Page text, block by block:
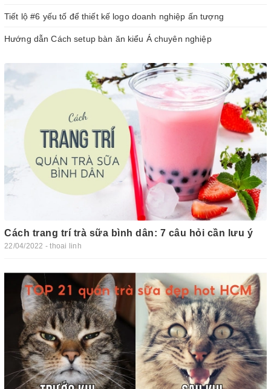
Tiết lộ #6 yếu tố để thiết kế logo doanh nghiệp ấn tượng
Hướng dẫn Cách setup bàn ăn kiểu Á chuyên nghiệp
Cách trang trí trà sữa bình dân: 7 câu hỏi cần lưu ý
22/04/2022 - thoai linh